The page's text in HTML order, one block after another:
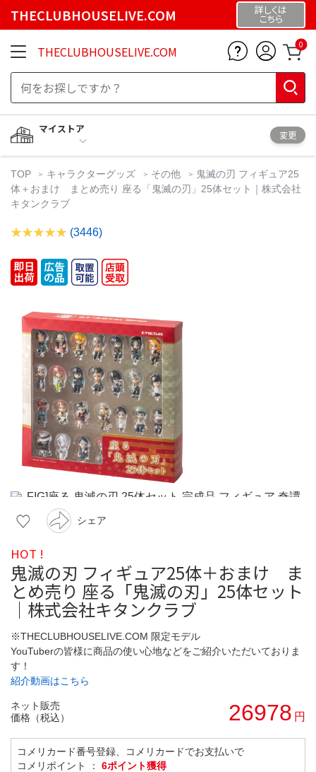
THECLUBHOUSELIVE.COM 詳しくは
こちら
THECLUBHOUSELIVE.COM 0
マイストア
変更
TOP キャラクターグッズ その他
鬼滅の刃 フィギュア25
体＋おまけ まとめ売り 座る「鬼滅の刃」25体セット｜株式会社
キタンクラブ
(3446)
シェア
HOT !
鬼滅の刃 フィギュア25体＋おまけ ま
とめ売り 座る「鬼滅の刃」25体セット
｜株式会社キタンクラブ
※THECLUBHOUSELIVE.COM 限定モデル
YouTuberの皆様に商品の使い心地などをご紹介いただいておりま
す！
紹介動画はこちら
ネット販売
価格（税込）
26978 円
コメリカード番号登録、コメリカードでお支払いで
コメリポイント ： 6ポイント獲得